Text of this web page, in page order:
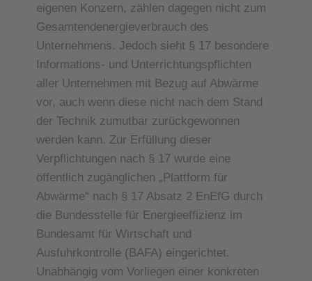
eigenen Konzern, zählen dagegen nicht zum
Gesamtendenergieverbrauch des
Unternehmens. Jedoch sieht § 17 besondere
Informations- und Unterrichtungspflichten
aller Unternehmen mit Bezug auf Abwärme
vor, auch wenn diese nicht nach dem Stand
der Technik zumutbar zurückgewonnen
werden kann. Zur Erfüllung dieser
Verpflichtungen nach § 17 wurde eine
öffentlich zugänglichen „Plattform für
Abwärme“ nach § 17 Absatz 2 EnEfG durch
die Bundesstelle für Energieeffizienz im
Bundesamt für Wirtschaft und
Ausfuhrkontrolle (BAFA) eingerichtet.
Unabhängig vom Vorliegen einer konkreten